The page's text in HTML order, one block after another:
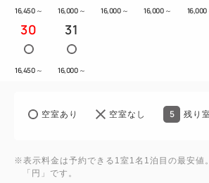
・会員様限定のクーポンやご優待特
ります。
・誕生日や記念日などの特別な日に
をお届けします。
とスムーズにチェックインができま
ートフォンの場合はアイコン）お手
16,450 ～ 16,000 ～ 16,000 ～ 16,000 ～ 16,000
30
16,450 ～
31
16,000 ～
空室あり 空室なし 5 残り
※表示料金は予約できる1室1名1泊目の最安値
「円」です。